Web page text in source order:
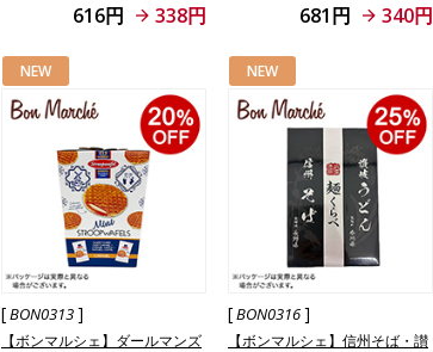
616円 338円 681円 340円
NEW
[BON0313]
【ボンマルシェ】ダールマンズ
NEW
[BON0316]
【ボンマルシェ】信州そば・讃